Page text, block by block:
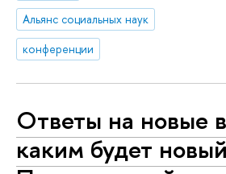
Альянс социальных наук
конференции
Ответы на новые
каким будет